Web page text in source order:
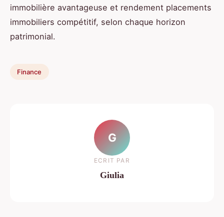
immobilière avantageuse et rendement placements
immobiliers compétitif, selon chaque horizon
patrimonial.
Finance
G
ECRIT PAR
Giulia